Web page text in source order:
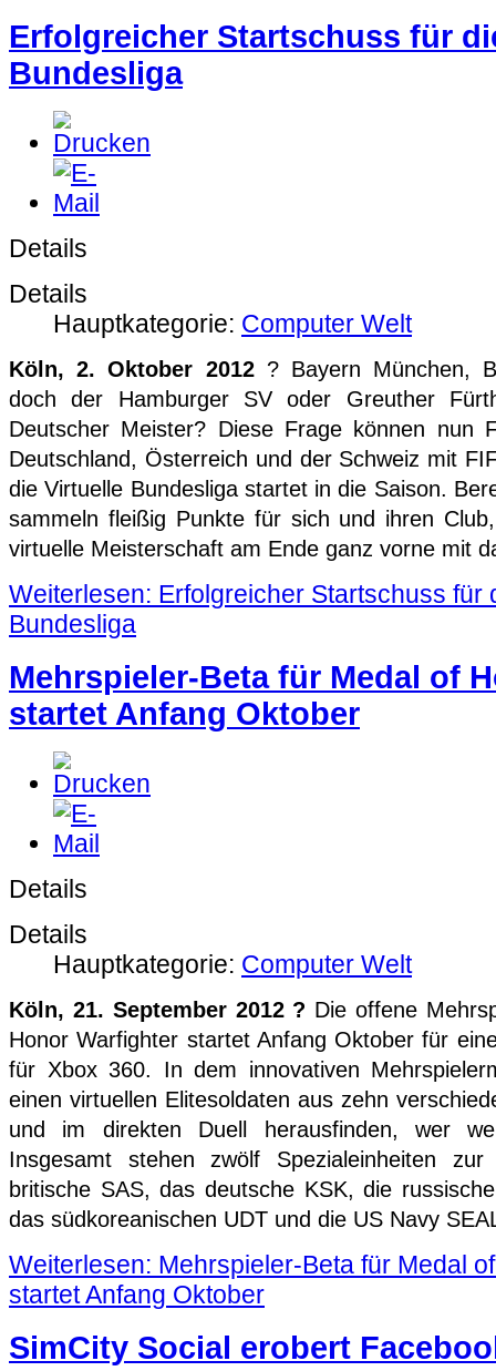
Erfolgreicher Startschuss für
Bundesliga
Details
Details
Hauptkategorie: Computer Welt
Köln, 2. Oktober 2012? Bayern München,
doch der Hamburger SV oder Greuther
Deutscher Meister? Diese Frage können nun
Deutschland, Österreich und der Schweiz mit
die Virtuelle Bundesliga startet in die Saison.
sammeln fleißig Punkte für sich und ihren
virtuelle Meisterschaft am Ende ganz vorne mit
Weiterlesen: Erfolgreicher Startschuss für
Bundesliga
Mehrspieler-Beta für Medal of
startet Anfang Oktober
Details
Details
Hauptkategorie: Computer Welt
Köln, 21. September 2012 ? Die offene
Honor Warfighter startet Anfang Oktober für
für Xbox 360. In dem innovativen
einen virtuellen Elitesoldaten aus zehn
und im direkten Duell herausfinden, wer
Insgesamt stehen zwölf Spezialeinheiten
britische SAS, das deutsche KSK, die
das südkoreanischen UDT und die US Navy
Weiterlesen: Mehrspieler-Beta für Medal
startet Anfang Oktober
SimCity Social erobert